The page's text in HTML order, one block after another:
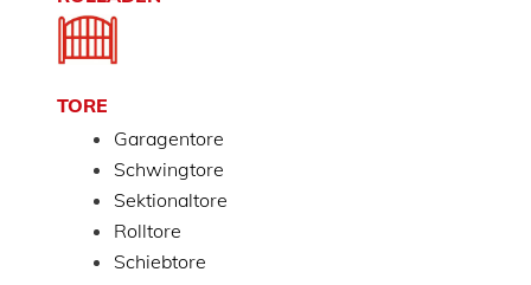
TORE
Garagentore
Schwingtore
Sektionaltore
Rolltore
Schiebtore